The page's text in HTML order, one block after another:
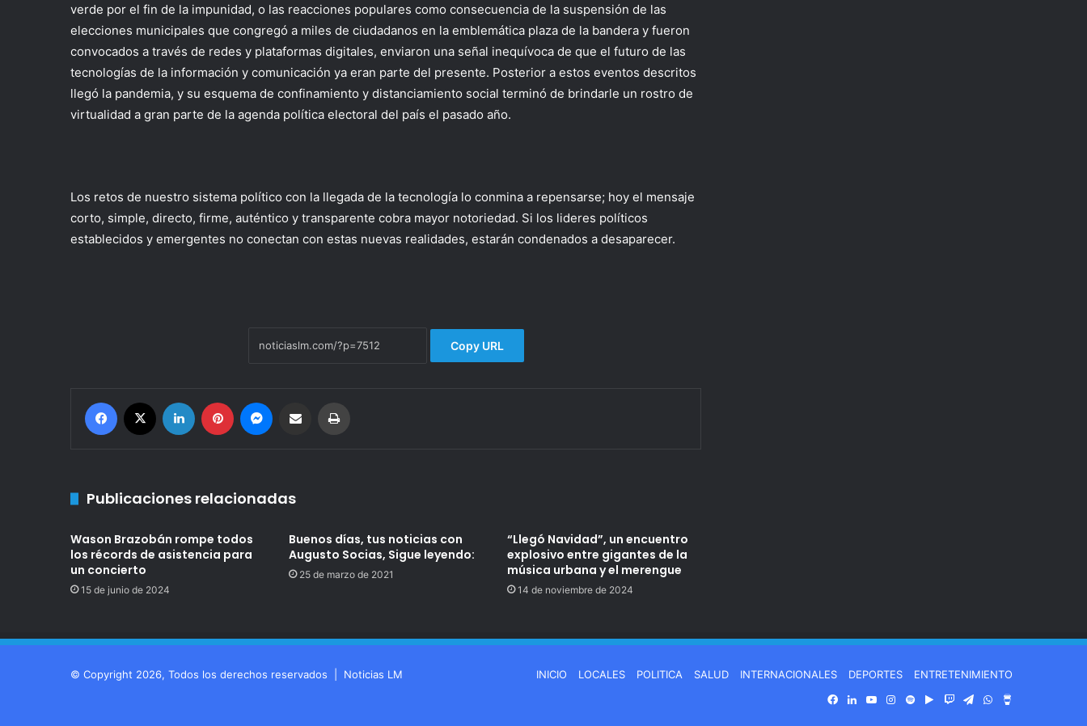
verde por el fin de la impunidad, o las reacciones populares como consecuencia de la suspensión de las
elecciones municipales que congregó a miles de ciudadanos en la emblemática plaza de la bandera y fueron
convocados a través de redes y plataformas digitales, enviaron una señal inequívoca de que el futuro de las
tecnologías de la información y comunicación ya eran parte del presente. Posterior a estos eventos descritos
llegó la pandemia, y su esquema de confinamiento y distanciamiento social terminó de brindarle un rostro de
virtualidad a gran parte de la agenda política electoral del país el pasado año.
Los retos de nuestro sistema político con la llegada de la tecnología lo conmina a repensarse; hoy el mensaje
corto, simple, directo, firme, auténtico y transparente cobra mayor notoriedad. Si los lideres políticos
establecidos y emergentes no conectan con estas nuevas realidades, estarán condenados a desaparecer.
Copy URL
Publicaciones relacionadas
Wason Brazobán rompe todos
los récords de asistencia para
un concierto
15 de junio de 2024
Buenos días, tus noticias con
Augusto Socias, Sigue leyendo:
25 de marzo de 2021
“Llegó Navidad”, un encuentro
explosivo entre gigantes de la
música urbana y el merengue
14 de noviembre de 2024
© Copyright 2026, Todos los derechos reservados | Noticias LM INICIO LOCALES POLITICA SALUD INTERNACIONALES DEPORTES
ENTRETENIMIENTO
Facebook
LinkedInYouTubeInstagram
SpotifyGoogleTwitchTelegramWhatsApp